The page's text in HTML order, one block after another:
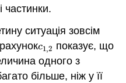
частинки.
ситуація зовсім
c1,2
c1, 2показує, що
одного з
більше, ніж у її